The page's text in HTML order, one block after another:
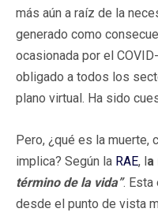
más aún a raíz de la
generado como
ocasionada por el
obligado a todos los
plano virtual. Ha sido
Pero, ¿qué es la muerte,
implica? Según la RAE, la
término de la vida”. Esta
desde el punto de vista